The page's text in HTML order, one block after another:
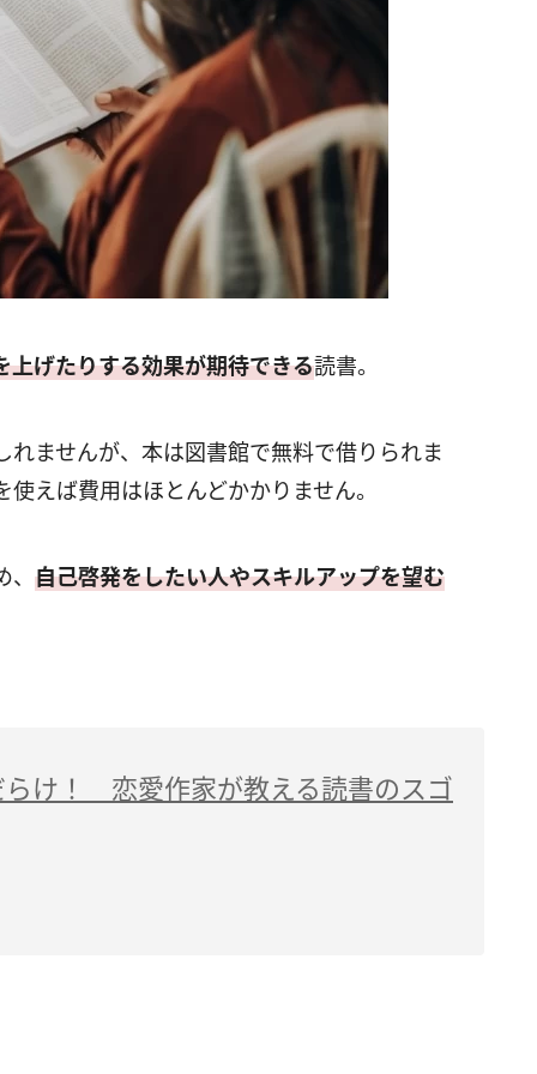
上げたりする効果が期待できる読書。
ませんが、本は図書館で無料で借りられま
えば費用はほとんどかかりません。
自己啓発をしたい人やスキルアップを望む
らけ！ 恋愛作家が教える読書のスゴ